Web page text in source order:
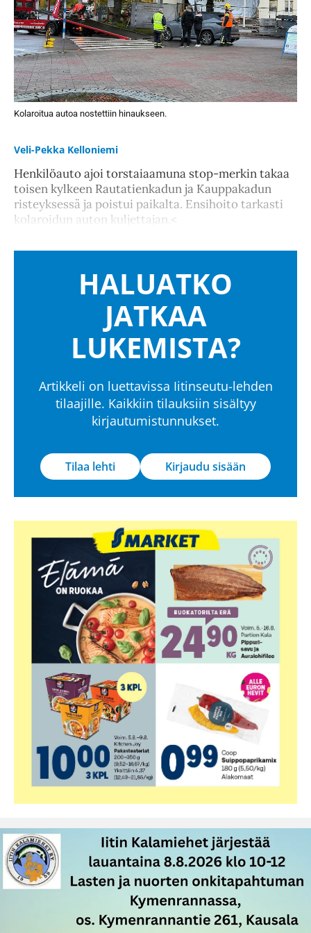
Kolaroitua autoa nostettiin hinaukseen.
Veli-Pekka Kelloniemi
Henkilöauto ajoi torstaiaamuna stop-merkin takaa
toisen kylkeen Rautatienkadun ja Kauppakadun
risteyksessä ja poistui paikalta. Ensihoito tarkasti
kolaroidun auton kuljettajan.<
HALUATKO
JATKAA
LUKEMISTA?
Artikkeli on luettavissa Iitinseutu-lehden
tilaajille. Kaikkiin tilauksiin sisältyy
kirjautumistunnukset.
Tilaa lehti Kirjaudu sisään